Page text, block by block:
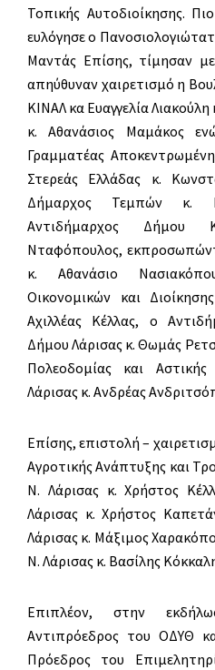
Τοπικής Αυτοδιοίκησης.
ευλόγησε ο
Μαντάς Επίσης, τίμησαν
απηύθυναν χαιρετισμό η
ΚΙΝΑΛ κα Ευαγγελία
κ. Αθανάσιος Μαμάκος
Γραμματέας
Στερεάς Ελλάδας κ.
Δήμαρχος Τεμπών κ.
Αντιδήμαρχος Δήμου
Νταφόπουλος,
κ. Αθανάσιο
Οικονομικών και
Αχιλλέας Κέλλας, ο
Δήμου Λάρισας κ. Θωμάς
Πολεοδομίας και
Λάρισας κ. Ανδρέας
Επίσης, επιστολή –
Αγροτικής Ανάπτυξης και
Ν. Λάρισας κ. Χρήστος
Λάρισας κ. Χρήστος
Λάρισας κ. Μάξιμος
Ν. Λάρισας κ. Βασίλης
Επιπλέον, στην
Αντιπρόεδρος του ΟΔΥΘ
Πρόεδρος του